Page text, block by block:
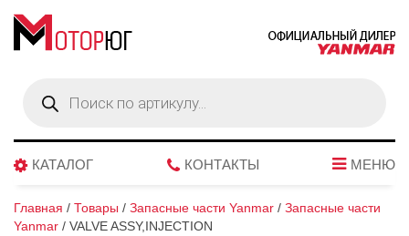
товаров
КАТАЛОГ КОНТАКТЫ МЕНЮ
Главная / Товары / Запасные части Yanmar / Запасные части
Yanmar / VALVE ASSY,INJECTION